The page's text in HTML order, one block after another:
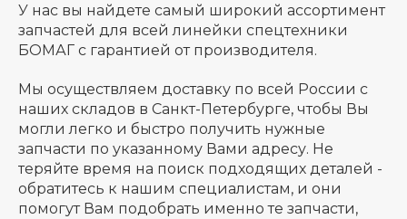
У нас вы найдете самый широкий ассортимент
запчастей для всей линейки спецтехники
БОМАГ с гарантией от производителя.
Мы осуществляем доставку по всей России с
наших складов в Санкт-Петербурге, чтобы Вы
могли легко и быстро получить нужные
запчасти по указанному Вами адресу. Не
теряйте время на поиск подходящих деталей -
обратитесь к нашим специалистам, и они
помогут Вам подобрать именно те запчасти,